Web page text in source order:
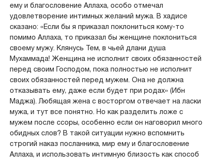
ему и благословение Аллаха, особо отмечал
удовлетворение интимных желаний мужа. В хадисе
сказано: «Если бы я приказал поклониться кому-то
помимо Аллаха, то приказал бы женщине поклониться
своему мужу. Клянусь Тем, в чьей длани душа
Мухаммада! Женщина не исполнит своих обязанностей
перед своим Господом, пока полностью не исполнит
своих обязанностей перед мужем. Она не должна
отказывать ему, даже если будет при родах» (Ибн
Маджа). Любящая жена с восторгом отвечает на ласки
мужа, и тут все понятно. Но как разделить ложе с
мужем после ссоры, особенно если он наговорил много
обидных слов? В такой ситуации нужно вспомнить
строгий наказ посланника, мир ему и благословение
Аллаха, и использовать интимную близость как способ